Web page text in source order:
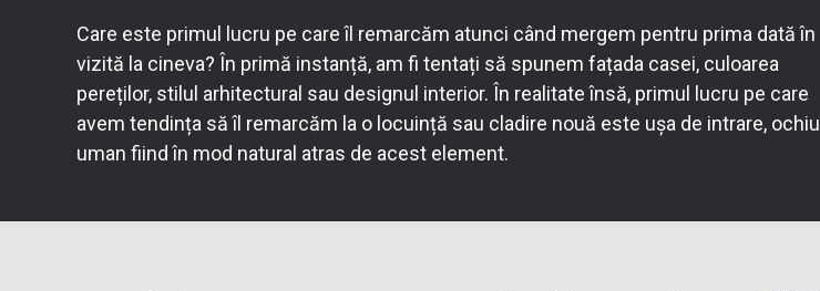
Care este primul lucru pe care îl remarcăm atunci când mergem pentru prima dată în
vizită la cineva? În primă instanță, am fi tentați să spunem fațada casei, culoarea
pereților, stilul arhitectural sau designul interior. În realitate însă, primul lucru pe care
avem tendința să îl remarcăm la o locuință sau cladire nouă este ușa de intrare, ochiul
uman fiind în mod natural atras de acest element.